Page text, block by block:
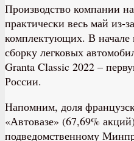
Производство компании
практически весь май из-
комплектующих. В начале
сборку легковых
Granta Classic 2022 –
России.
Напомним, доля
«Автовазе» (67,69%
подведомственному